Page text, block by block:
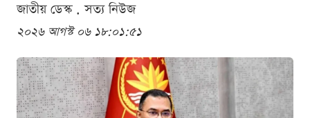
জাতীয় ডেস্ক . সত্য নিউজ
২০২৬ আগস্ট ০৬ ১৮:০১:৫১